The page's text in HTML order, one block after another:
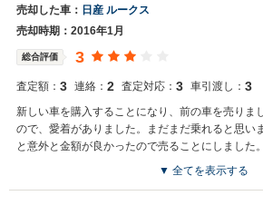
売却した車： 日産 ルークス
売却時期：2016年1月
総合評価 3
査定額： 3 連絡： 2 査定対応： 3 車引渡し： 3
新しい車を購入することになり、前の車を売りま
ので、愛着がありました。まだまだ乗れると思い
と意外と金額が良かったので売ることにしました
▼ 全てを表示する